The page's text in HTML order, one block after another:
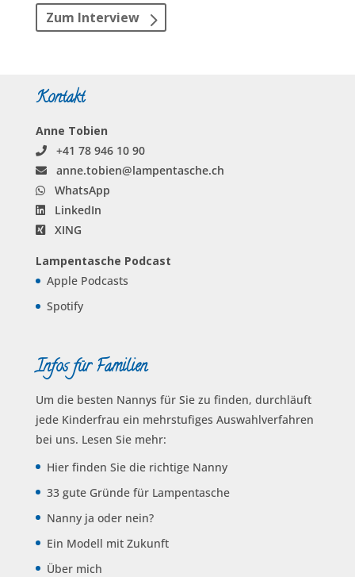
Zum Interview
Kontakt
Anne Tobien
+41 78 946 10 90
anne.tobien@lampentasche.ch
WhatsApp
LinkedIn
XING
Lampentasche Podcast
Apple Podcasts
Spotify
Infos für Familien
Um die besten Nannys für Sie zu finden, durchläuft
jede Kinderfrau ein mehrstufiges Auswahl­verfahren
bei uns. Lesen Sie mehr:
Hier finden Sie die richtige Nanny
33 gute Gründe für Lampentasche
Nanny ja oder nein?
Ein Modell mit Zukunft
Über mich